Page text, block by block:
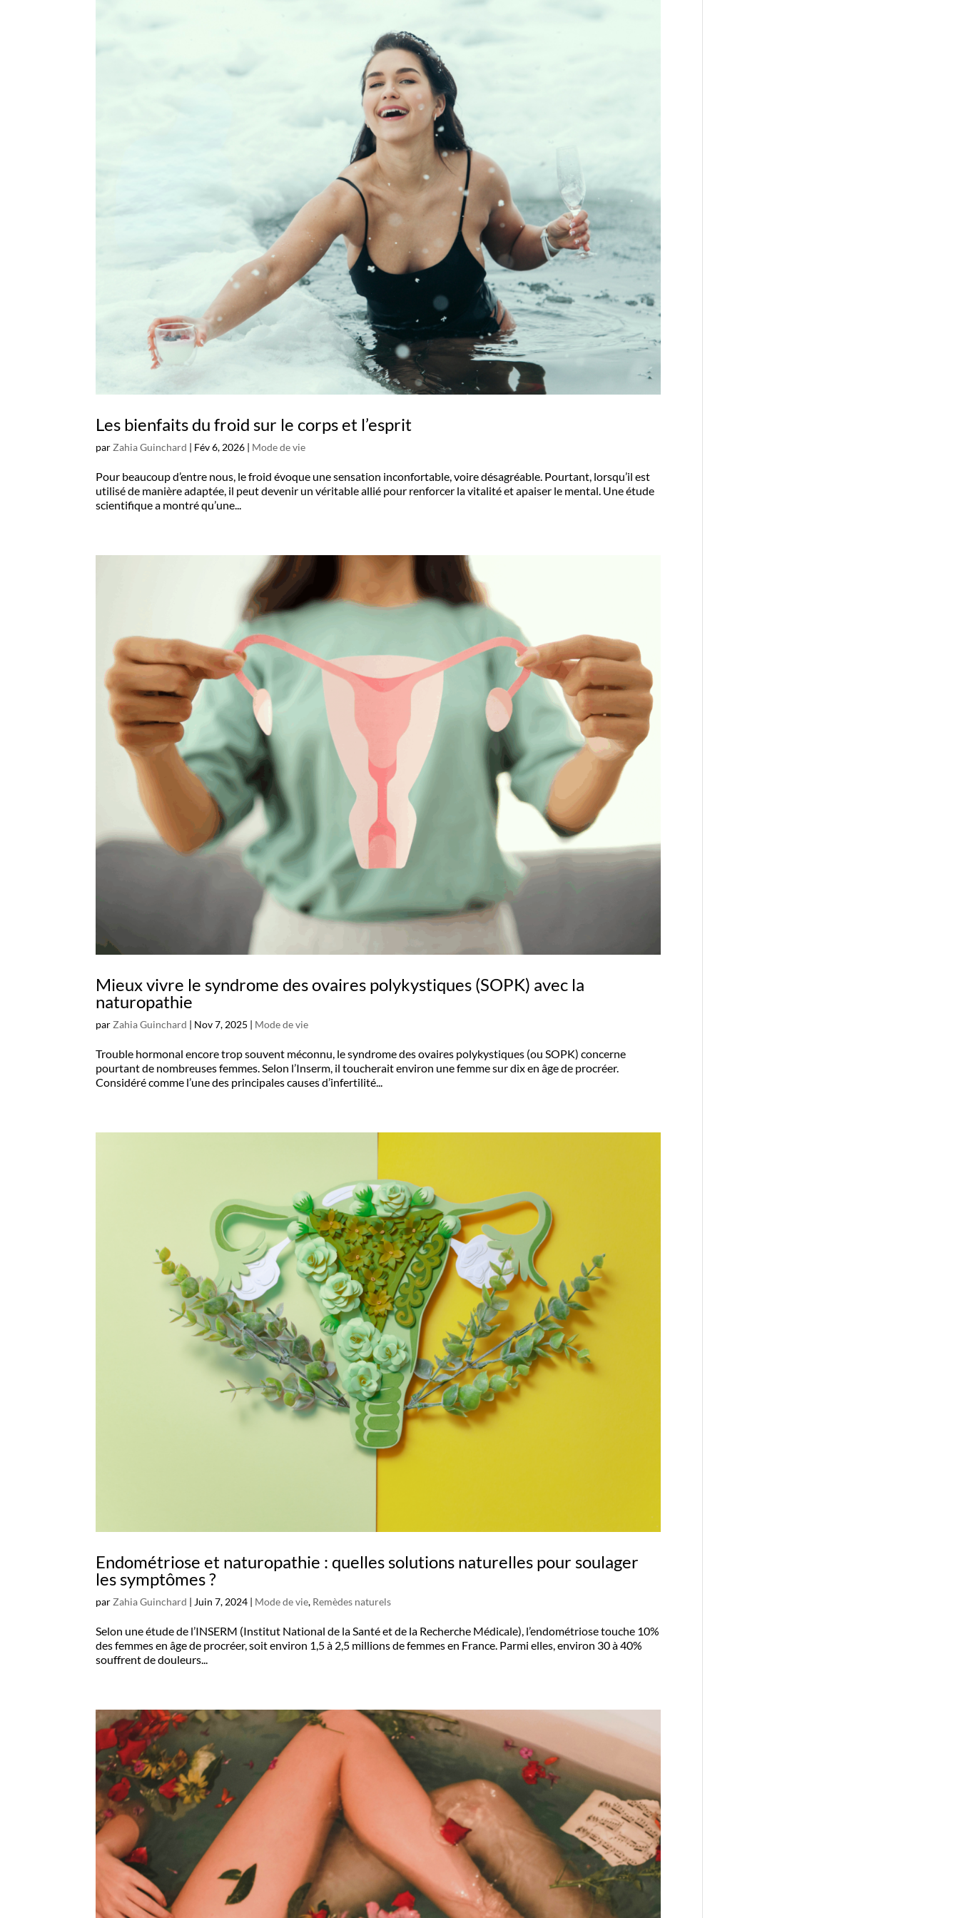
Les bienfaits du froid sur le corps et l’esprit
par Zahia Guinchard | Fév 6, 2026 | Mode de vie
Pour beaucoup d’entre nous, le froid évoque une sensation inconfortable, voire désagréable. Pourtant, lorsqu’il est
utilisé de manière adaptée, il peut devenir un véritable allié pour renforcer la vitalité et apaiser le mental. Une étude
scientifique a montré qu’une...
Mieux vivre le syndrome des ovaires polykystiques (SOPK) avec la
naturopathie
par Zahia Guinchard | Nov 7, 2025 | Mode de vie
Trouble hormonal encore trop souvent méconnu, le syndrome des ovaires polykystiques (ou SOPK) concerne
pourtant de nombreuses femmes. Selon l’Inserm, il toucherait environ une femme sur dix en âge de procréer.
Considéré comme l’une des principales causes d’infertilité...
Endométriose et naturopathie : quelles solutions naturelles pour soulager
les symptômes ?
par Zahia Guinchard | Juin 7, 2024 | Mode de vie, Remèdes naturels
Selon une étude de l’INSERM (Institut National de la Santé et de la Recherche Médicale), l’endométriose touche 10%
des femmes en âge de procréer, soit environ 1,5 à 2,5 millions de femmes en France. Parmi elles, environ 30 à 40%
souffrent de douleurs...